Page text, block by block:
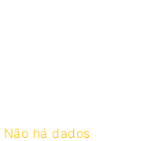
Não há dados